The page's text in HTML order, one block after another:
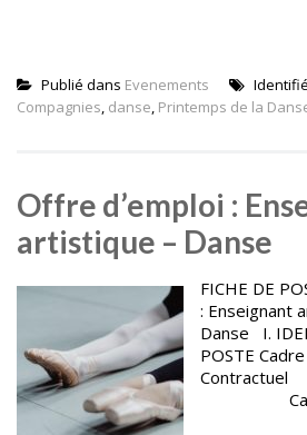
Publié dans Evenements Identifié
Compagnies, danse, Printemps de la
Offre d’emploi :
artistique – Danse
FICHE DE
: Enseignant
Danse I.
POSTE